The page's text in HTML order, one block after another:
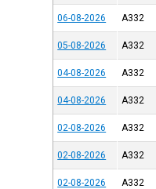
06-08-2026 A332
05-08-2026 A332
04-08-2026 A332
04-08-2026 A332
02-08-2026 A332
02-08-2026 A332
02-08-2026 A332